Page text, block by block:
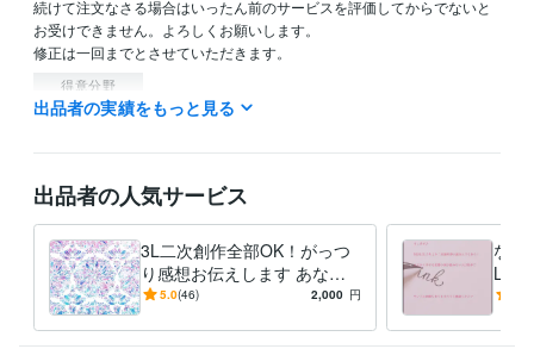
続けて注文なさる場合はいったん前のサービスを評価してからでないと
お受けできません。よろしくお願いします。
修正は一回までとさせていただきます。
得意分野
ライティング・翻訳 恋愛小説 ネーミング
出品者の実績をもっと見る
出品者の人気サービス
3L二次創作全部OK！がっつ
り感想お伝えします あなた
の作品のいいところをたっぷ
5.0(46) 2,000 円
なん
LGL
恋愛